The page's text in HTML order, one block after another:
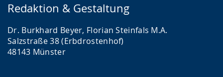
Redaktion & Gestaltung
Dr. Burkhard Beyer, Florian Steinfals M.A.
Salzstraße 38 (Erbdrostenhof)
48143 Münster